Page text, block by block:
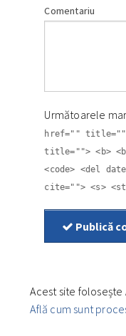
Comentariu
Următoarele
href=""
title=""> <b>
<code> <del
cite=""> <s>
Publică
Acest site
Află cum sunt